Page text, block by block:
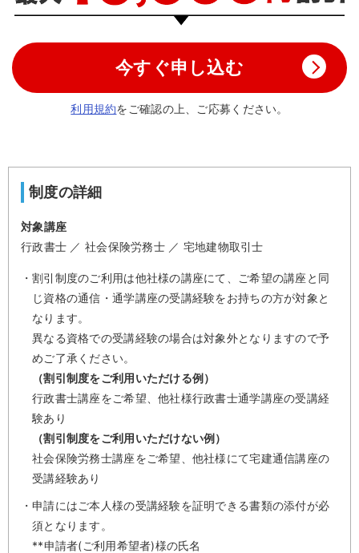
今すぐ申し込む
利用規約をご確認の上、ご応募ください。
制度の詳細
対象講座
行政書士 ／ 社会保険労務士 ／ 宅地建物取引士
割引制度のご利用は他社様の講座にて、ご希望の講座と同
じ資格の通信・通学講座の受講経験をお持ちの方が対象と
なります。
異なる資格での受講経験の場合は対象外となりますので予
めご了承ください。
（割引制度をご利用いただける例）
行政書士講座をご希望、他社様行政書士通学講座の受講経
験あり
（割引制度をご利用いただけない例）
社会保険労務士講座をご希望、他社様にて宅建通信講座の
受講経験あり
申請にはご本人様の受講経験を証明できる書類の添付が必
須となります。
**申請者(ご利用希望者)様の氏名